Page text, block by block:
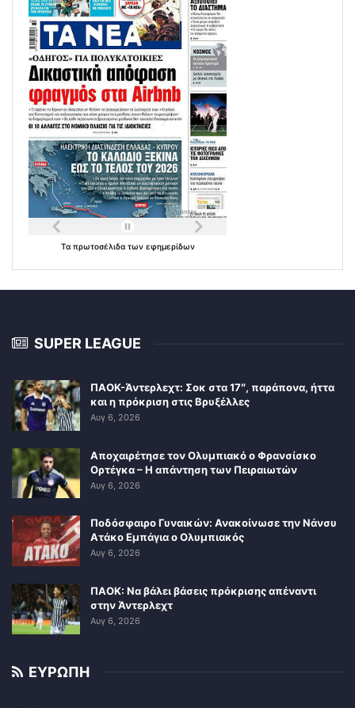
Τα πρωτοσέλιδα των εφημερίδων
SUPER LEAGUE
ΠΑΟΚ-Άντερλεχτ: Σοκ στα 17″, παράπονα, ήττα
και η πρόκριση στις Βρυξέλλες
Αυγ 6, 2026
Αποχαιρέτησε τον Ολυμπιακό ο Φρανσίσκο
Ορτέγκα – Η απάντηση των Πειραιωτών
Αυγ 6, 2026
Ποδόσφαιρο Γυναικών: Ανακοίνωσε την Νάνσυ
Ατάκο Εμπάγια ο Ολυμπιακός
Αυγ 6, 2026
ΠΑΟΚ: Να βάλει βάσεις πρόκρισης απέναντι
στην Άντερλεχτ
Αυγ 6, 2026
ΕΥΡΩΠΗ